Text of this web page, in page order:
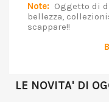
Note: Oggetto di
bellezza,
scappare!!
LE NOVITA' DI